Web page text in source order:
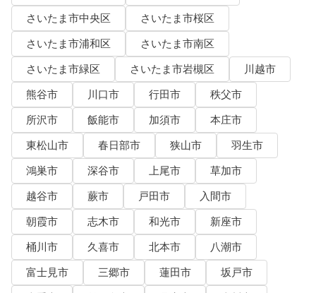
さいたま市中央区
さいたま市桜区
さいたま市浦和区
さいたま市南区
さいたま市緑区
さいたま市岩槻区
川越市
熊谷市
川口市 行田市
秩父市
所沢市
飯能市 加須市
本庄市
東松山市
春日部市 狭山市
羽生市
鴻巣市
深谷市 上尾市
草加市
越谷市
蕨市 戸田市
入間市
朝霞市
志木市 和光市
新座市
桶川市
久喜市 北本市
八潮市
富士見市
三郷市 蓮田市
坂戸市